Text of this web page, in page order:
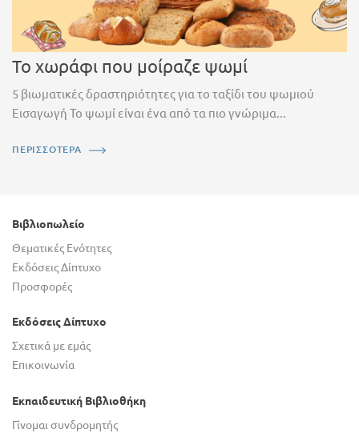
Το χωράφι που μοίραζε ψωμί
5 βιωματικές δραστηριότητες για το ταξίδι του ψωμιού
Εισαγωγή Το ψωμί είναι ένα από τα πιο γνώριμα...
ΠΕΡΙΣΣΟΤΕΡΑ
Βιβλιοπωλείο
Θεματικές Ενότητες
Εκδόσεις Δίπτυχο
Προσφορές
Εκδόσεις Δίπτυχο
Σχετικά με εμάς
Επικοινωνία
Εκπαιδευτική Βιβλιοθήκη
Γίνομαι συνδρομητής